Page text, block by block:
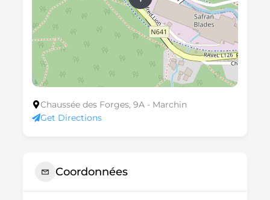
Chaussée des Forges, 9A - Marchin
Get Directions
Coordonnées